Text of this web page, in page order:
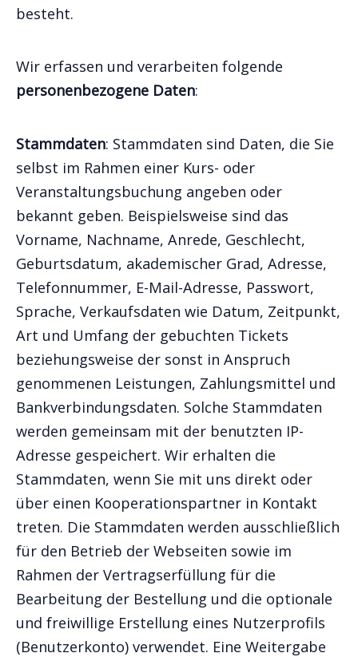
besteht.
Wir erfassen und verarbeiten folgende
personenbezogene Daten:
Stammdaten: Stammdaten sind Daten, die Sie
selbst im Rahmen einer Kurs- oder
Veranstaltungsbuchung angeben oder
bekannt geben. Beispielsweise sind das
Vorname, Nachname, Anrede, Geschlecht,
Geburtsdatum, akademischer Grad, Adresse,
Telefonnummer, E-Mail-Adresse, Passwort,
Sprache, Verkaufsdaten wie Datum, Zeitpunkt,
Art und Umfang der gebuchten Tickets
beziehungsweise der sonst in Anspruch
genommenen Leistungen, Zahlungsmittel und
Bankverbindungsdaten. Solche Stammdaten
werden gemeinsam mit der benutzten IP-
Adresse gespeichert. Wir erhalten die
Stammdaten, wenn Sie mit uns direkt oder
über einen Kooperationspartner in Kontakt
treten. Die Stammdaten werden ausschließlich
für den Betrieb der Webseiten sowie im
Rahmen der Vertragserfüllung für die
Bearbeitung der Bestellung und die optionale
und freiwillige Erstellung eines Nutzerprofils
(Benutzerkonto) verwendet. Eine Weitergabe